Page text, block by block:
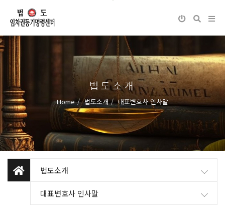
법도소개
Home 법도소개 대표변호사 인사말
법도소개
대표변호사 인사말